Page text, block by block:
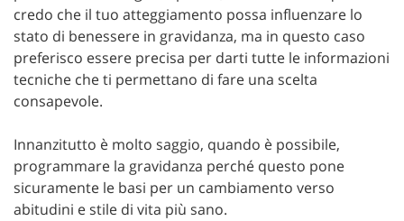
credo che il tuo atteggiamento possa influenzare lo
stato di benessere in gravidanza, ma in questo caso
preferisco essere precisa per darti tutte le informazioni
tecniche che ti permettano di fare una scelta
consapevole.
Innanzitutto è molto saggio, quando è possibile,
programmare la gravidanza perché questo pone
sicuramente le basi per un cambiamento verso
abitudini e stile di vita più sano.